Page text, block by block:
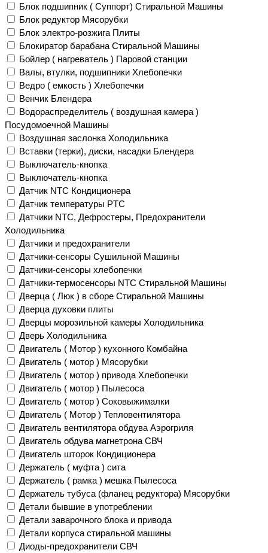
Блок подшипник ( Суппорт) Стиральной Машины
Блок редуктор Мясорубки
Блок электро-розжига Плиты
Блокиратор барабана Стиральной Машины
Бойлер ( нагреватель ) Паровой станции
Валы, втулки, подшипники Хлебопечки
Ведро ( емкость ) Хлебопечки
Венчик Блендера
Водораспределитель ( воздушная камера )
Посудомоечной Машины
Воздушная заслонка Холодильника
Вставки (терки), диски, насадки Блендера
Выключатель-кнопка
Выключатель-кнопка
Датчик NTC Кондиционера
Датчик температуры PTC
Датчики NTC, Дефростеры, Предохранители
Холодильника
Датчики и предохранители
Датчики-сенсоры Сушильной Машины
Датчики-сенсоры хлебопечки
Датчики-термосенсоры NTC Стиральной Машины
Дверца ( Люк ) в сборе Стиральной Машины
Дверца духовки плиты
Дверцы морозильной камеры Холодильника
Дверь Холодильника
Двигатель ( Мотор ) кухонного Комбайна
Двигатель ( мотор ) Мясорубки
Двигатель ( мотор ) привода Хлебопечки
Двигатель ( мотор ) Пылесоса
Двигатель ( мотор ) Соковыжималки
Двигатель ( Мотор ) Тепловентилятора
Двигатель вентилятора обдува Аэрогриля
Двигатель обдува магнетрона СВЧ
Двигатель шторок Кондиционера
Держатель ( муфта ) сита
Держатель ( рамка ) мешка Пылесоса
Держатель тубуса (фланец редуктора) Мясорубки
Детали бывшие в употреблении
Детали заварочного блока и привода
Детали корпуса стиральной машины
Диоды-предохранители СВЧ